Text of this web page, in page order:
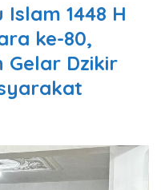
1448 H
ke-80,
Gelar Dzikir